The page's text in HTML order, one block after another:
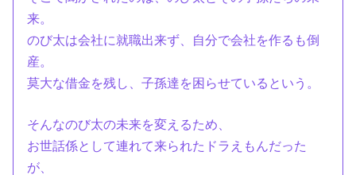
来。
のび太は会社に就職出来ず、自分で会社を作るも倒
産。
莫大な借金を残し、子孫達を困らせているという。
そんなのび太の未来を変えるため、
お世話係として連れて来られたドラえもんだった
が、